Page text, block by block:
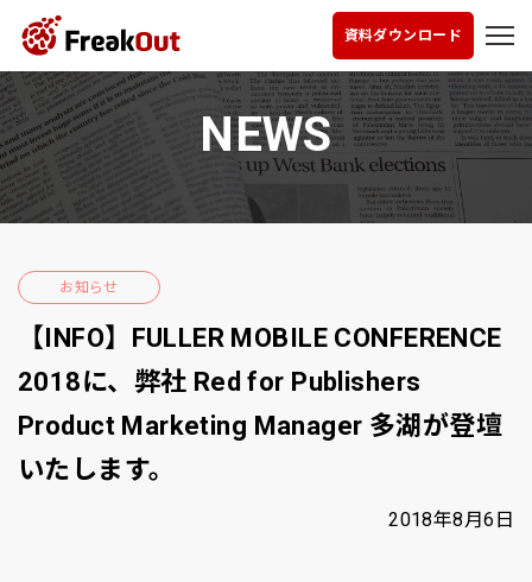
資料ダウンロード
NEWS
お知らせ
【INFO】FULLER MOBILE CONFERENCE
2018に、弊社 Red for Publishers
Product Marketing Manager 多湖が登壇
いたします。
2018年8月6日